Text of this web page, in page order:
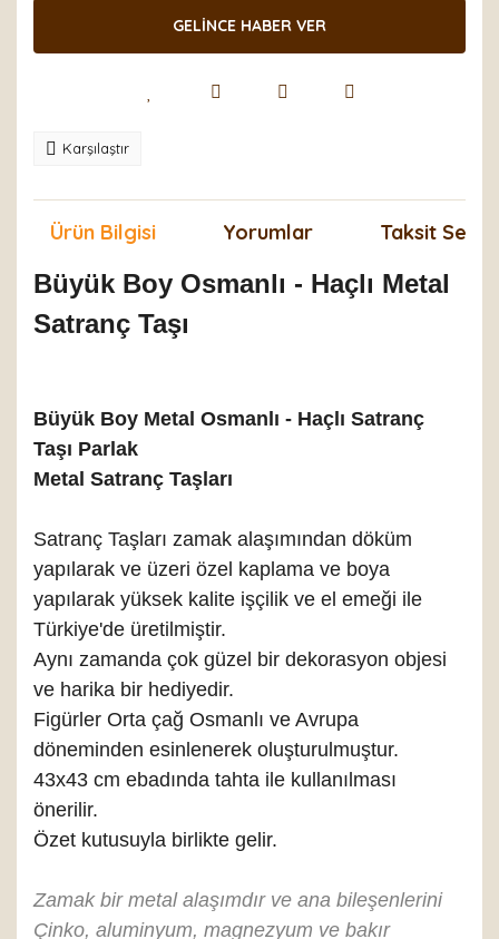
GELİNCE HABER VER
Karşılaştır
Ürün Bilgisi Yorumlar Taksit
Büyük Boy Osmanlı - Haçlı Metal
Satranç Taşı
Büyük Boy Metal Osmanlı - Haçlı Satranç
Taşı Parlak
Metal Satranç Taşları
Satranç Taşları zamak alaşımından döküm
yapılarak ve üzeri özel kaplama ve boya
yapılarak yüksek kalite işçilik ve el emeği ile
Türkiye'de üretilmiştir.
Aynı zamanda çok güzel bir dekorasyon objesi
ve harika bir hediyedir.
Figürler Orta çağ Osmanlı ve Avrupa
döneminden esinlenerek oluşturulmuştur.
43x43 cm ebadında tahta ile kullanılması
önerilir.
Özet kutusuyla birlikte gelir.
Zamak bir metal alaşımdır ve ana bileşenlerini
Çinko, aluminyum, magnezyum ve bakır